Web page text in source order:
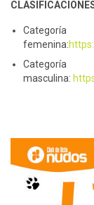
Categoría
femenina:
Categoría
masculina: